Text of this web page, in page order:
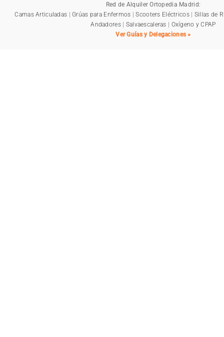
Red de Alquiler Ortopedia Madrid:
Camas Articuladas |Grúas para Enfermos |Scooters Eléctricos| Sillas de
Andadores| Salvaescaleras | Oxígeno y CPAP
Ver Guías y Delegaciones »